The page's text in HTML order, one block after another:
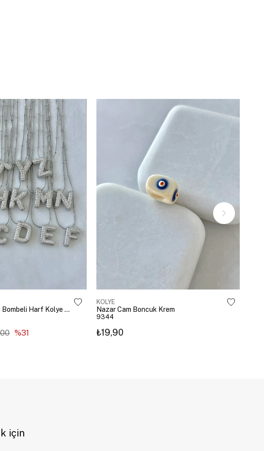
Çelik Gömme Taşlı Bombeli Harf Kolye Gümüş
%31
KOLYE
Nazar Cam Boncuk Krem
9344
₺19,90
için